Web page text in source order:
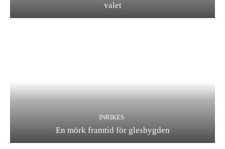
valet
INRIKES
En mörk framtid för glesbygden